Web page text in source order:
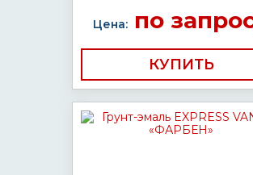
Цена:по
КУПИТЬ